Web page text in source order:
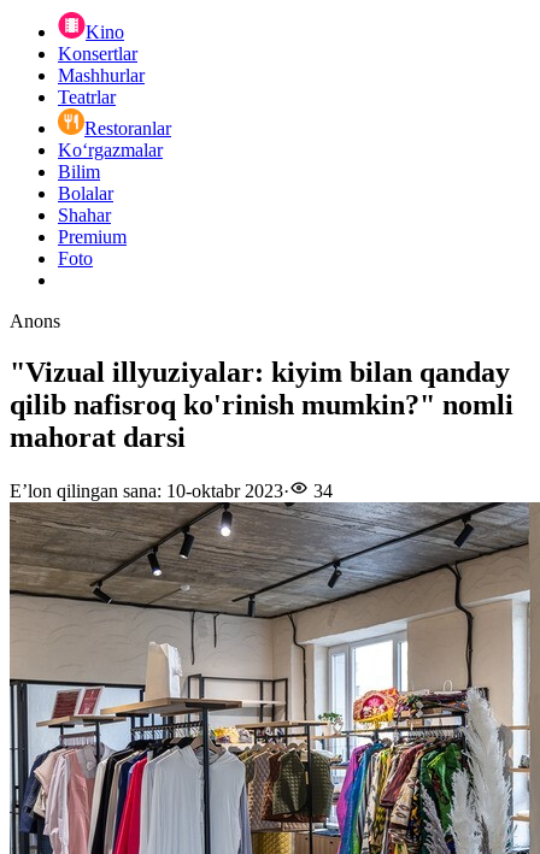
Kino
Konsertlar
Mashhurlar
Teatrlar
Restoranlar
Ko‘rgazmalar
Bilim
Bolalar
Shahar
Premium
Foto
Anons
"Vizual illyuziyalar: kiyim bilan qanday
qilib nafisroq ko'rinish mumkin?" nomli
mahorat darsi
E’lon qilingan sana: 10-oktabr 2023· 34